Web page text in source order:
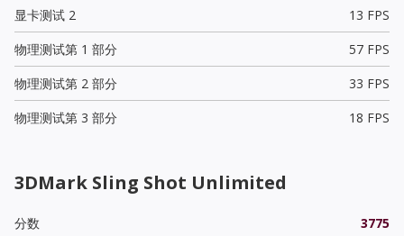
显卡测试 2
13 FPS
物理测试第 1 部分
57 FPS
物理测试第 2 部分
33 FPS
物理测试第 3 部分
18 FPS
3DMark Sling Shot Unlimited
分数 3775